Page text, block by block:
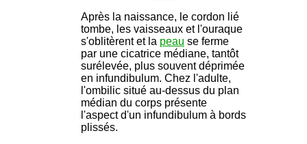
Après la naissance, le cordon lié
tombe, les vaisseaux et l'ouraque
s'oblitèrent et la peau se ferme
par une cicatrice médiane, tantôt
surélevée, plus souvent déprimée
en infundibulum. Chez l'adulte,
l'ombilic situé au-dessus du plan
médian du corps présente
l'aspect d'un infundibulum à bords
plissés.